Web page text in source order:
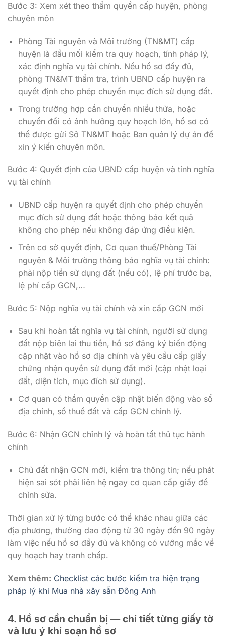
Bước 3: Xem xét theo thẩm quyền cấp huyện, phòng
chuyên môn
Phòng Tài nguyên và Môi trường (TN&MT) cấp
huyện là đầu mối kiểm tra quy hoạch, tính pháp lý,
xác định nghĩa vụ tài chính. Nếu hồ sơ đầy đủ,
phòng TN&MT thẩm tra, trình UBND cấp huyện ra
quyết định cho phép chuyển mục đích sử dụng đất.
Trong trường hợp cần chuyển nhiều thửa, hoặc
chuyển đổi có ảnh hưởng quy hoạch lớn, hồ sơ có
thể được gửi Sở TN&MT hoặc Ban quản lý dự án để
xin ý kiến chuyên môn.
Bước 4: Quyết định của UBND cấp huyện và tính nghĩa
vụ tài chính
UBND cấp huyện ra quyết định cho phép chuyển
mục đích sử dụng đất hoặc thông báo kết quả
không cho phép nếu không đáp ứng điều kiện.
Trên cơ sở quyết định, Cơ quan thuế/Phòng Tài
nguyên & Môi trường thông báo nghĩa vụ tài chính:
phải nộp tiền sử dụng đất (nếu có), lệ phí trước bạ,
lệ phí cấp GCN,…
Bước 5: Nộp nghĩa vụ tài chính và xin cấp GCN mới
Sau khi hoàn tất nghĩa vụ tài chính, người sử dụng
đất nộp biên lai thu tiền, hồ sơ đăng ký biến động
cập nhật vào hồ sơ địa chính và yêu cầu cấp giấy
chứng nhận quyền sử dụng đất mới (cập nhật loại
đất, diện tích, mục đích sử dụng).
Cơ quan có thẩm quyền cập nhật biến động vào sổ
địa chính, sổ thuế đất và cấp GCN chỉnh lý.
Bước 6: Nhận GCN chỉnh lý và hoàn tất thủ tục hành
chính
Chủ đất nhận GCN mới, kiểm tra thông tin; nếu phát
hiện sai sót phải liên hệ ngay cơ quan cấp giấy để
chỉnh sửa.
Thời gian xử lý từng bước có thể khác nhau giữa các
địa phương, thường dao động từ 30 ngày đến 90 ngày
làm việc nếu hồ sơ đầy đủ và không có vướng mắc về
quy hoạch hay tranh chấp.
Xem thêm: Checklist các bước kiểm tra hiện trạng
pháp lý khi Mua nhà xây sẵn Đông Anh
4. Hồ sơ cần chuẩn bị — chi tiết từng giấy tờ
và lưu ý khi soạn hồ sơ